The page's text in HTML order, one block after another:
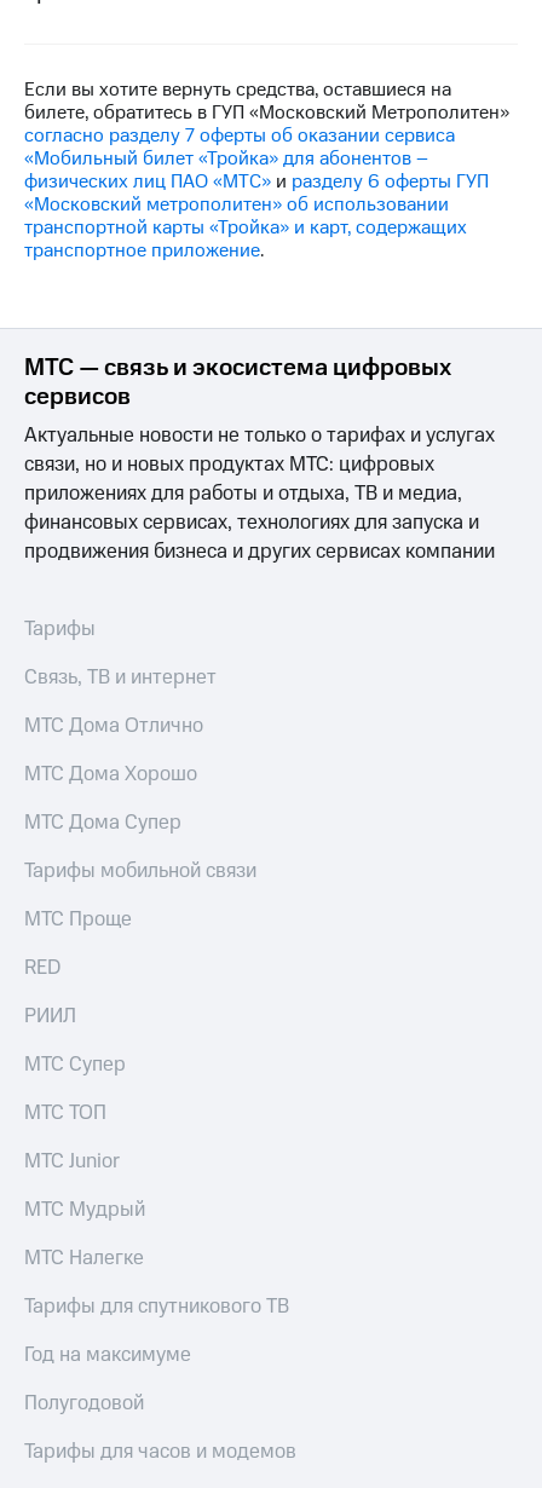
карту
Оформить
eSIM
SIM-
карта
для
номер
Выбрать
красивый
номер
Заменить
SIM-
карту
Для дома
и подключите
с выгодным
Тарифы
ТВ и телефон
для дома
интернет
Домашнее
ТВ
Домашний
телефон
Перейти
в МТС
со своим
оплате
с карты
МТС
Деньги
Выберите
и подключите
ТВ
Тарифы
Интернет,
ТВ и телефон
для дома
Услуги
Личный
Личный
спутникового
Скачать
Мой
МТС
Акции
Видеонаблюдение
МТС
Premium
на гигабайты
фильмы,
и многое
Семейная
группа
Скидка
на тарифы,
общие
подписки
Если вы хотите вернуть средства, оставшиеся на
билете, обратитесь в ГУП «Московский Метрополитен»
согласно разделу 7 оферты об оказании сервиса
«Мобильный билет «Тройка» для абонентов –
физических лиц ПАО «МТС» и разделу 6 оферты ГУП
«Московский метрополитен» об использовании
транспортной карты «Тройка» и карт, содержащих
транспортное приложение.
МТС — связь и экосистема цифровых
сервисов
Актуальные новости не только о тарифах и услугах
связи, но и новых продуктах МТС: цифровых
приложениях для работы и отдыха, ТВ и медиа,
финансовых сервисах, технологиях для запуска и
продвижения бизнеса и других сервисах компании
Тарифы
Связь, ТВ и интернет
МТС Дома Отлично
МТС Дома Хорошо
МТС Дома Супер
Тарифы мобильной связи
МТС Проще
RED
РИИЛ
МТС Супер
МТС ТОП
МТС Junior
МТС Мудрый
МТС Налегке
Тарифы для спутникового ТВ
Год на максимуме
Полугодовой
Тарифы для часов и модемов